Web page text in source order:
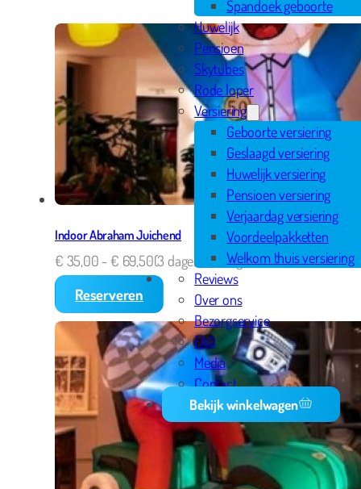
Spandoek geboorte
Huwelijk
Pensioen
Skytubes
Rode loper
Versiering
Geboorte versiering
Geslaagd versiering
Huwelijk versiering
Pensioen versiering
Verjaardag versiering
Voordeelpakketten
Welkom thuis versiering
Reviews
Over ons
Bezorgservice
FAQ
Media
Contact
Bekijk winkelwagen
Indoor Abraham Juichend
€ 35,00 - € 69,50(3 dagen - 8 dagen)
Reserveren